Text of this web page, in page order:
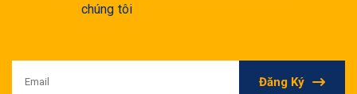
chúng tôi
Đăng Ký